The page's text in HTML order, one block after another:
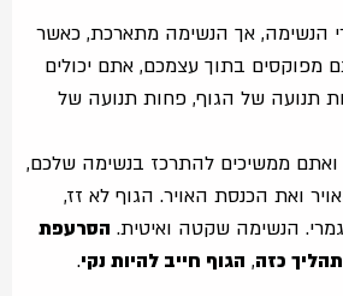
הנשימה, אך הנשימה מתארכת, כאשר
מפוקסים בתוך עצמכם, אתם יכולים
תנועה של הגוף, פחות תנועה של
ואתם ממשיכים להתרכז בנשימה שלכם,
ואת הכנסת האויר. הגוף לא זז,
הנשימה שקטה ואיטית. הסרעפת
כזה, הגוף חייב להיות נקי.